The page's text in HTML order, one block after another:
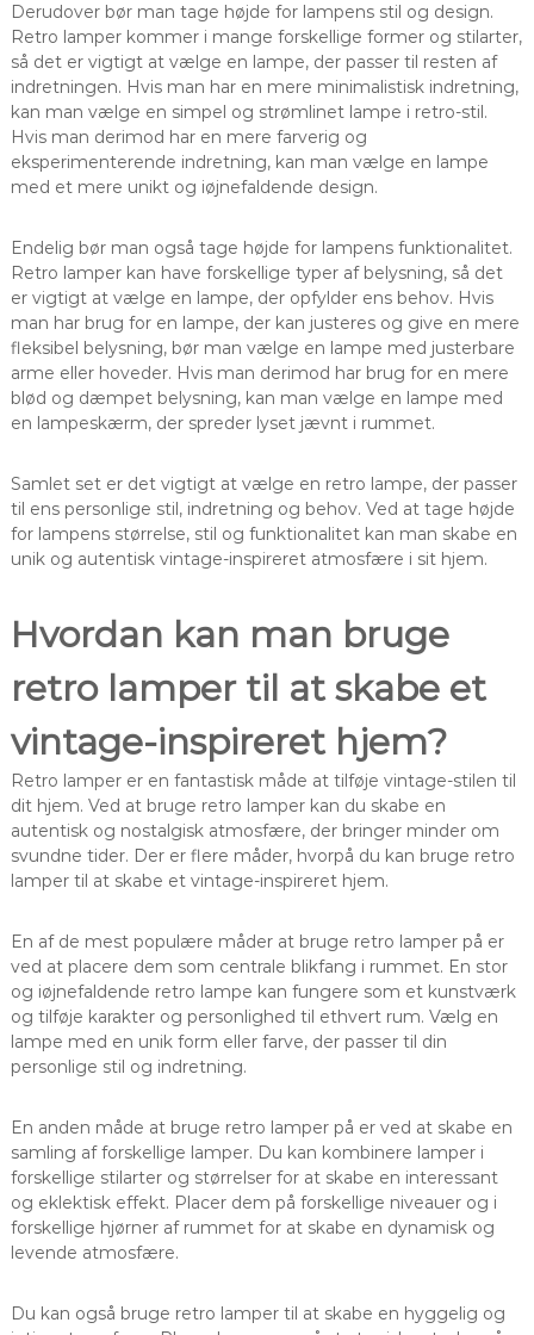
Derudover bør man tage højde for lampens stil og design.
Retro lamper kommer i mange forskellige former og stilarter,
så det er vigtigt at vælge en lampe, der passer til resten af
indretningen. Hvis man har en mere minimalistisk indretning,
kan man vælge en simpel og strømlinet lampe i retro-stil.
Hvis man derimod har en mere farverig og
eksperimenterende indretning, kan man vælge en lampe
med et mere unikt og iøjnefaldende design.
Endelig bør man også tage højde for lampens funktionalitet.
Retro lamper kan have forskellige typer af belysning, så det
er vigtigt at vælge en lampe, der opfylder ens behov. Hvis
man har brug for en lampe, der kan justeres og give en mere
fleksibel belysning, bør man vælge en lampe med justerbare
arme eller hoveder. Hvis man derimod har brug for en mere
blød og dæmpet belysning, kan man vælge en lampe med
en lampeskærm, der spreder lyset jævnt i rummet.
Samlet set er det vigtigt at vælge en retro lampe, der passer
til ens personlige stil, indretning og behov. Ved at tage højde
for lampens størrelse, stil og funktionalitet kan man skabe en
unik og autentisk vintage-inspireret atmosfære i sit hjem.
Hvordan kan man bruge
retro lamper til at skabe et
vintage-inspireret hjem?
Retro lamper er en fantastisk måde at tilføje vintage-stilen til
dit hjem. Ved at bruge retro lamper kan du skabe en
autentisk og nostalgisk atmosfære, der bringer minder om
svundne tider. Der er flere måder, hvorpå du kan bruge retro
lamper til at skabe et vintage-inspireret hjem.
En af de mest populære måder at bruge retro lamper på er
ved at placere dem som centrale blikfang i rummet. En stor
og iøjnefaldende retro lampe kan fungere som et kunstværk
og tilføje karakter og personlighed til ethvert rum. Vælg en
lampe med en unik form eller farve, der passer til din
personlige stil og indretning.
En anden måde at bruge retro lamper på er ved at skabe en
samling af forskellige lamper. Du kan kombinere lamper i
forskellige stilarter og størrelser for at skabe en interessant
og eklektisk effekt. Placer dem på forskellige niveauer og i
forskellige hjørner af rummet for at skabe en dynamisk og
levende atmosfære.
Du kan også bruge retro lamper til at skabe en hyggelig og